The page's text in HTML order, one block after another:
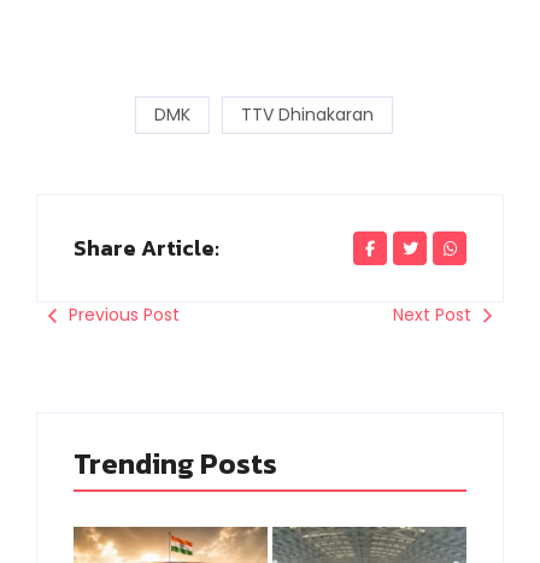
DMK TTV Dhinakaran
Share Article:
Previous Post Next Post
Trending Posts